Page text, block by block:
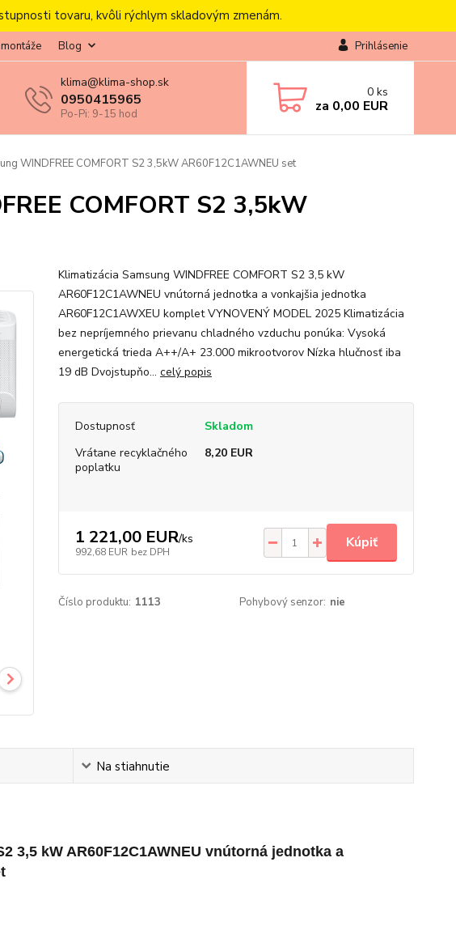
tovaru, kvôli rýchlym skladovým zmenám.
Blog Prihlásenie
klima@klima-shop.sk
0950415965
Po-Pi: 9-15 hod
0 ks
za 0,00 EUR
WINDFREE COMFORT S2 3,5kW AR60F12C1AWNEU set
COMFORT S2 3,5kW
Klimatizácia Samsung WINDFREE COMFORT S2 3,5 kW
AR60F12C1AWNEU vnútorná jednotka a vonkajšia jednotka
AR60F12C1AWXEU komplet VYNOVENÝ MODEL 2025 Klimatizácia
bez nepríjemného prievanu chladného vzduchu ponúka: Vysoká
energetická trieda A++/A+ 23.000 mikrootvorov Nízka hlučnosť iba
19 dB Dvojstupňo... celý popis
Dostupnosť
Skladom
Vrátane recyklačného
poplatku
8,20 EUR
1 221,00 EUR/ks
992,68 EUR bez DPH
Kúpiť
Číslo produktu: 1113 Pohybový senzor: nie
Na stiahnutie
3,5 kW AR60F12C1AWNEU vnútorná jednotka a